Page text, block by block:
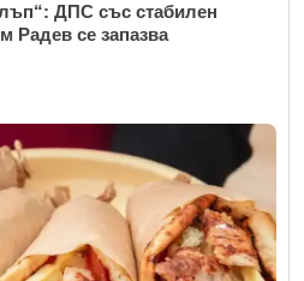
ДПС със стабилен
Радев се запазва